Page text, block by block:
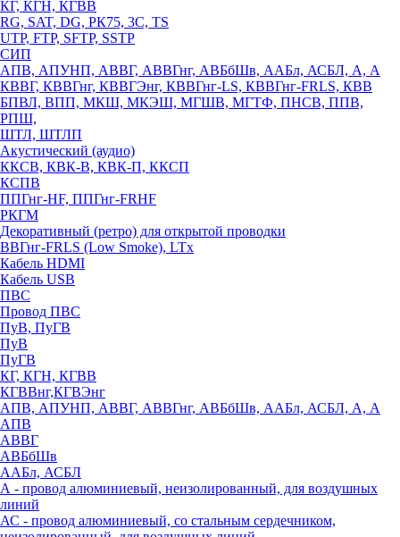
КГ, КГН, КГВВ
RG, SAT, DG, РК75, 3С, TS
UTP, FTP, SFTP, SSTP
СИП
АПВ, АПУНП, АВВГ, АВВГнг, АВБбШв, ААБл, АСБЛ, А, А
КВВГ, КВВГнг, КВВГЭнг, КВВГнг-LS, КВВГнг-FRLS, КВВ
БПВЛ, ВПП, МКШ, МКЭШ, МГШВ, МГТФ, ПНСВ, ППВ,
РПШ,
ШТЛ, ШТЛП
Акустический (аудио)
ККСВ, КВК-В, КВК-П, ККСП
КСПВ
ППГнг-HF, ППГнг-FRHF
РКГМ
Декоративный (ретро) для открытой проводки
ВВГнг-FRLS (Low Smoke), LTx
Кабель HDMI
Кабель USB
ПВС
Провод ПВС
ПуВ, ПуГВ
ПуВ
ПуГВ
КГ, КГН, КГВВ
КГВВнг,КГВЭнг
АПВ, АПУНП, АВВГ, АВВГнг, АВБбШв, ААБл, АСБЛ, А, А
АПВ
АВВГ
АВБбШв
ААБл, АСБЛ
А - провод алюминиевый, неизолированный, для воздушных
линий
АС - провод алюминиевый, со стальным сердечником,